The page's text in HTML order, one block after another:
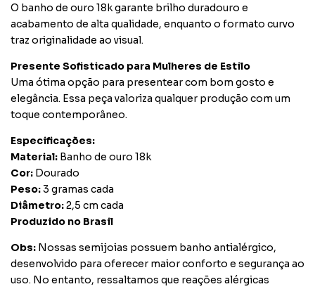
O banho de ouro 18k garante brilho duradouro e
acabamento de alta qualidade, enquanto o formato curvo
traz originalidade ao visual.
Presente Sofisticado para Mulheres de Estilo
Uma ótima opção para presentear com bom gosto e
elegância. Essa peça valoriza qualquer produção com um
toque contemporâneo.
Especificações:
Material: Banho de ouro 18k
Cor: Dourado
Peso:3 gramas cada
Diâmetro:2,5 cm cada
Produzido no Brasil
Obs: Nossas semijoias possuem banho antialérgico,
desenvolvido para oferecer maior conforto e segurança ao
uso. No entanto, ressaltamos que reações alérgicas